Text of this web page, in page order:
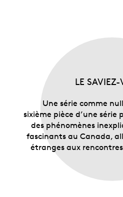
LE
Une série comme
sixième pièce d’une
des phénomènes
fascinants au Canada,
étranges aux